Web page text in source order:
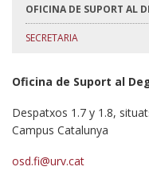
OFICINA DE SUPORT AL
SECRETARIA
Oficina de Suport al
Despatxos 1.7 y 1.8,
Campus Catalunya
osd.fi@urv.cat